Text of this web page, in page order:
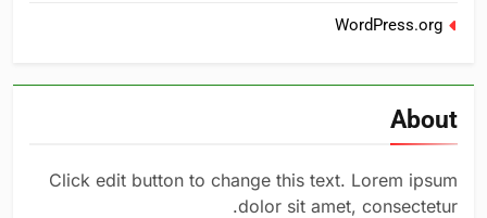
WordPress.org
About
Click edit button to change this text. Lorem ipsum
dolor sit amet, consectetur.